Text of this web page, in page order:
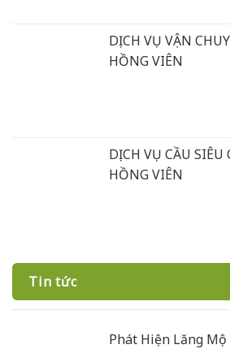
DỊCH VỤ VẬN
HỒNG VIÊN
DỊCH VỤ CẦU SIÊU
HỒNG VIÊN
Tin tức
Phát Hiện Lăng